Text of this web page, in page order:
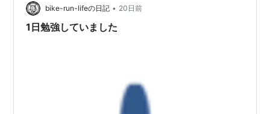
bike-run-lifeの日記 • 20日前
1日勉強していました